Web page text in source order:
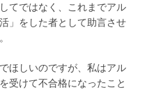
てではなく、これまでアル
」をした者として助言させ
ほしいのですが、私はアル
受けて不合格になったこと